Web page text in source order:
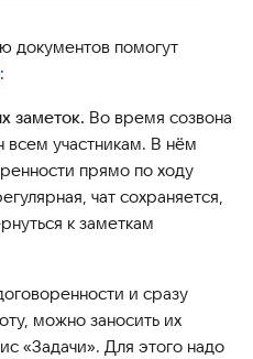
документов помогут
:
заметок. Во время созвона
всем участникам. В нём
прямо по ходу
чат сохраняется,
к заметкам
и сразу
можно заносить их
«Задачи». Для этого надо